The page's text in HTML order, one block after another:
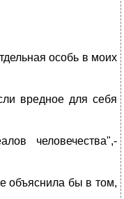
особь в моих
вредное для себя
человечества",-
объяснила бы в том,